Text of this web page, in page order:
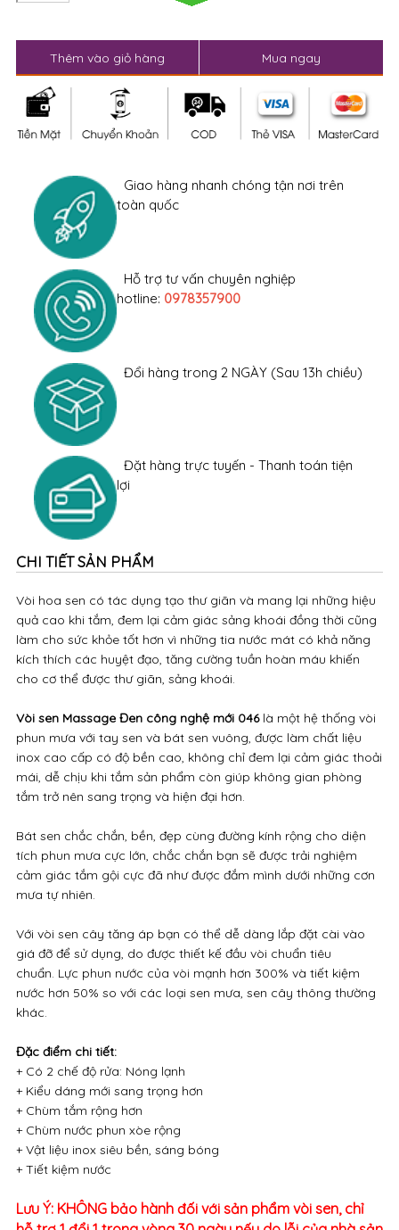
Thêm vào giỏ hàng Mua ngay
Giao hàng nhanh chóng tận nơi trên
toàn quốc
Hỗ trợ tư vấn chuyên nghiệp
hotline: 0978357900
Đổi hàng trong 2 NGÀY (Sau 13h chiều)
Đặt hàng trực tuyến - Thanh toán tiện
lợi
CHI TIẾT SẢN PHẨM
Vòi hoa sen có tác dụng tạo thư giãn và mang lại những hiệu
quả cao khi tắm, đem lại cảm giác sảng khoái đồng thời cũng
làm cho sức khỏe tốt hơn vì những tia nước mát có khả năng
kích thích các huyệt đạo, tăng cường tuần hoàn máu khiến
cho cơ thể được thư giãn, sảng khoái.
Vòi sen Massage Đen công nghệ mới 046là một hệ thống vòi
phun mưa với tay sen và bát sen vuông, được làm chất liệu
inox cao cấp có độ bền cao, không chỉ đem lại cảm giác thoải
mái, dễ chịu khi tắm sản phẩm còn giúp không gian phòng
tắm trở nên sang trọng và hiện đại hơn.
Bát sen chắc chắn, bền, đẹp cùng đường kính rộng cho diện
tích phun mưa cực lớn, chắc chắn bạn sẽ được trải nghiệm
cảm giác tắm gội cực đã như được đắm mình dưới những cơn
mưa tự nhiên.
Với vòi sen cây tăng áp bạn có thể dễ dàng lắp đặt cài vào
giá đỡ để sử dụng, do được thiết kế đầu vòi chuẩn tiêu
chuẩn. Lực phun nước của vòi mạnh hơn 300% và tiết kiệm
nước hơn 50% so với các loại sen mưa, sen cây thông thường
khác.
Đặc điểm chi tiết:
+ Có 2 chế độ rửa: Nóng lạnh
+ Kiểu dáng mới sang trọng hơn
+ Chùm tắm rộng hơn
+ Chùm nước phun xòe rộng
+ Vật liệu inox siêu bền, sáng bóng
+ Tiết kiệm nước
Lưu Ý: KHÔNG bảo hành đối với sản phẩm vòi sen, chỉ